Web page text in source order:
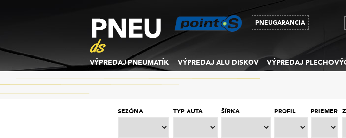
PNEUGARANCIA
VÝPREDAJ PNEUMATÍK VÝPREDAJ ALU DISKOV VÝPREDAJ
SEZÓNA TYP AUTA ŠÍRKA PROFIL PRIEMER